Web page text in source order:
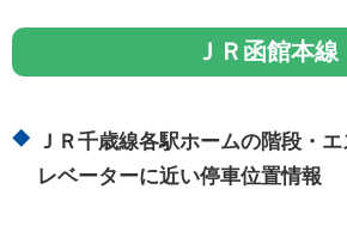
ＪＲ函館本線
ＪＲ千歳線各駅ホームの階段・
レベーターに近い停車位置情報